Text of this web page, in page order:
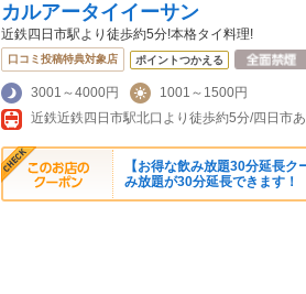
カルアータイイーサン
近鉄四日市駅より徒歩約5分!本格タイ料理!
口コミ投稿特典対象店 ポイントつかえる
3001～4000円
1001～1500円
【お得な飲み放題30分延長
み放題が30分延長できます！